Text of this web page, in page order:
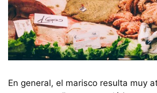
En general, el marisco resulta muy